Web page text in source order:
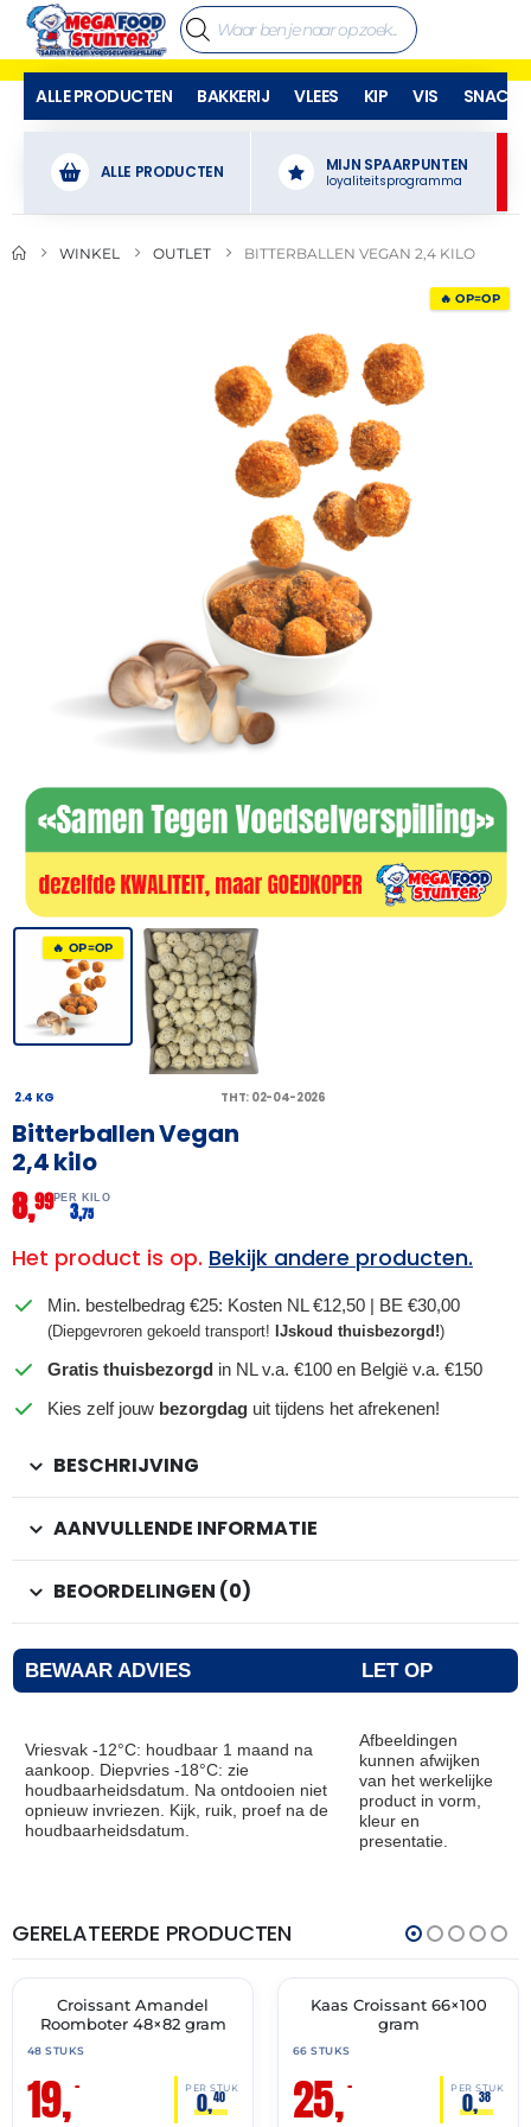
ALLE PRODUCTEN BAKKERIJ VLEES KIP VIS SNACKS
ALLE PRODUCTEN MIJN SPAARPUNTEN
loyaliteitsprogramma
WINKEL OUTLET BITTERBALLEN VEGAN 2,4 KILO
🔥 OP=OP
🔥 OP=OP
2.4 KG THT: 02-04-2026
Bitterballen Vegan
2,4 kilo
8,99PER KILO
3,75
Het product is op. Bekijk andere producten.
Min. bestelbedrag €25: Kosten NL €12,50 | BE €30,00
(Diepgevroren gekoeld transport! IJskoud thuisbezorgd!)
Gratis thuisbezorgd in NL v.a. €100 en België v.a. €150
Kies zelf jouw bezorgdag uit tijdens het afrekenen!
BESCHRIJVING
AANVULLENDE INFORMATIE
BEOORDELINGEN (0)
BEWAAR ADVIES LET OP
Vriesvak -12°C: houdbaar 1 maand na
aankoop. Diepvries -18°C: zie
houdbaarheidsdatum. Na ontdooien niet
opnieuw invriezen. Kijk, ruik, proef na de
houdbaarheidsdatum.
Afbeeldingen
kunnen afwijken
van het werkelijke
product in vorm,
kleur en
presentatie.
GERELATEERDE PRODUCTEN
🔥 OP=OP
THT:
30-
Croissant Amandel
Roomboter 48×82 gram
48 STUKS
19,– PER STUK
0,40
🔥 OP=OP
Kaas Croissant 66×100
gram
66 STUKS
25,– PER STUK
0,38